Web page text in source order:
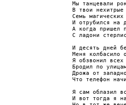
Мы танцевали
В твои
Семь
И отрубился на
А когда пришел
С ладони
И десять дней
Меня колбасило
Я обзвонил
Бродил по
Дрожа от
Что телефон
Я сам облазил
И вот тогда я